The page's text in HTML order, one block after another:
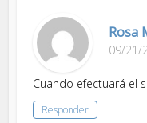
Rosa
09/21/
Cuando efectuará el
Responder